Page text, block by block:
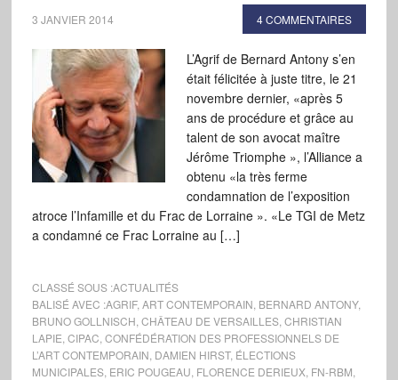
3 JANVIER 2014 4 COMMENTAIRES
L’Agrif de Bernard Antony s’en
était félicitée à juste titre, le 21
novembre dernier, «après 5
ans de procédure et grâce au
talent de son avocat maître
Jérôme Triomphe », l’Alliance a
obtenu «la très ferme
condamnation de l’exposition
atroce l’Infamille et du Frac de Lorraine ». «Le TGI de Metz
a condamné ce Frac Lorraine au […]
CLASSÉ SOUS :ACTUALITÉS
BALISÉ AVEC :AGRIF, ART CONTEMPORAIN BERNARD ANTONY,
BRUNO GOLLNISCH CHÂTEAU DE VERSAILLES, CHRISTIAN
LAPIE CIPAC CONFÉDÉRATION DES PROFESSIONNELS DE
L’ART CONTEMPORAIN DAMIEN HIRST, ÉLECTIONS
MUNICIPALES, ERIC POUGEAU FLORENCE DERIEUX, FN-RBM